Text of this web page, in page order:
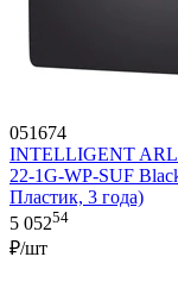
051674
INTELLIGENT
22-1G-WP-SUF
Пластик, 3 года)
5 05254
₽/шт